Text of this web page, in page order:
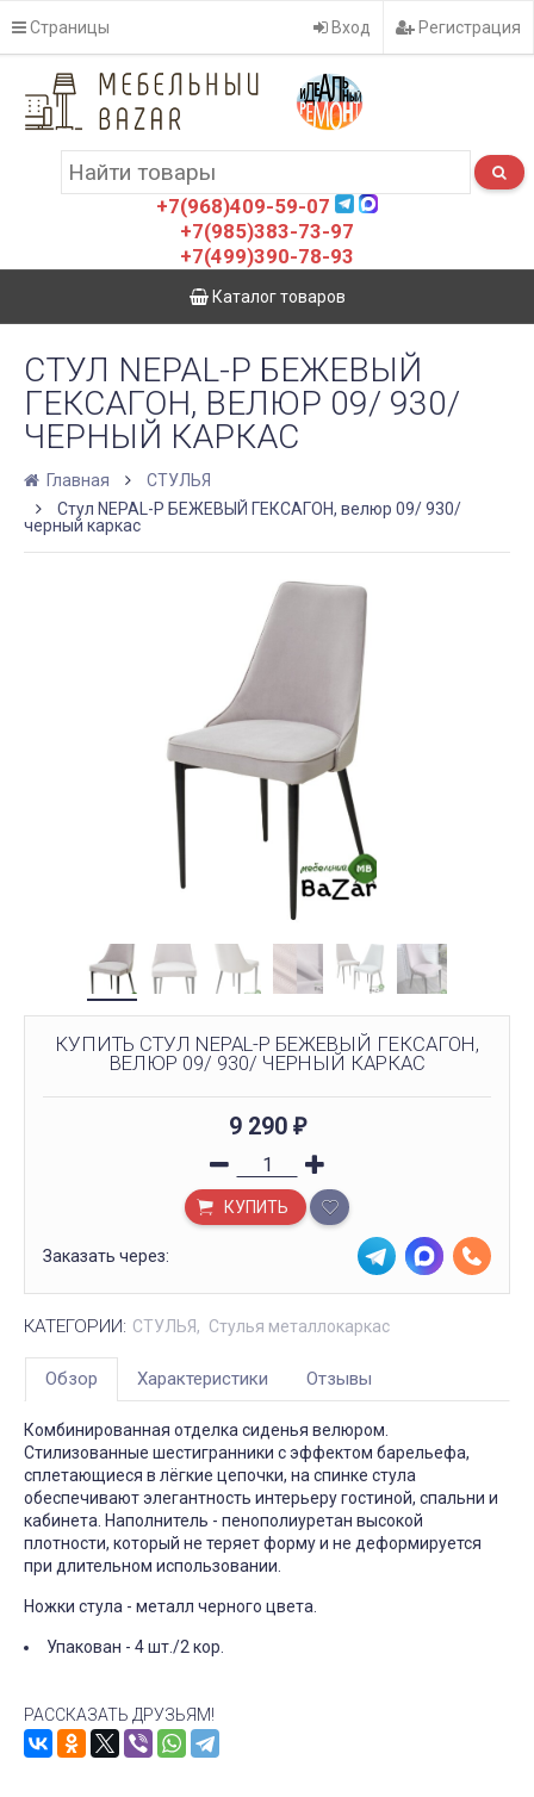
Страницы Вход Регистрация
+7(968)409-59-07
+7(985)383-73-97
+7(499)390-78-93
Каталог товаров
СТУЛ NEPAL-P БЕЖЕВЫЙ
ГЕКСАГОН, ВЕЛЮР 09/ 930/
ЧЕРНЫЙ КАРКАС
Главная
СТУЛЬЯ
Стул NEPAL-P БЕЖЕВЫЙ ГЕКСАГОН, велюр 09/ 930/
черный каркас
КУПИТЬ СТУЛ NEPAL-P БЕЖЕВЫЙ ГЕКСАГОН,
ВЕЛЮР 09/ 930/ ЧЕРНЫЙ КАРКАС
9 290 ₽
КУПИТЬ
Заказать через:
КАТЕГОРИИ: СТУЛЬЯ Стулья металлокаркас
Обзор Характеристики Отзывы
Комбинированная отделка сиденья велюром.
Стилизованные шестигранники с эффектом барельефа,
сплетающиеся в лёгкие цепочки, на спинке стула
обеспечивают элегантность интерьеру гостиной, спальни и
кабинета. Наполнитель - пенополиуретан высокой
плотности, который не теряет форму и не деформируется
при длительном использовании.
Ножки стула - металл черного цвета.
Упакован - 4 шт./2 кор.
РАССКАЗАТЬ ДРУЗЬЯМ!